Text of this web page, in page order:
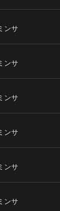
ンサ
ンサ
ンサ
ンサ
ンサ
ンサ